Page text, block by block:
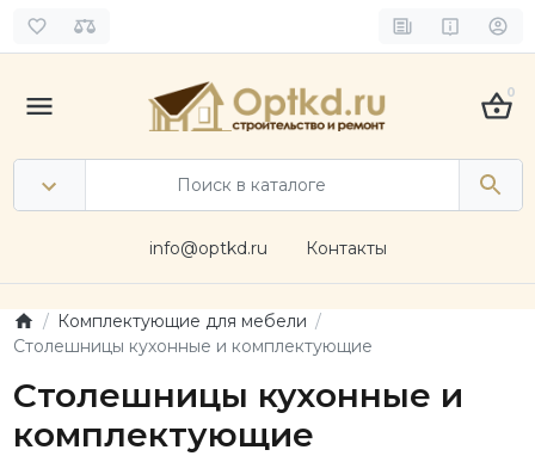
0
info@optkd.ru Контакты
Комплектующие для мебели
Столешницы кухонные и комплектующие
Столешницы кухонные и
комплектующие